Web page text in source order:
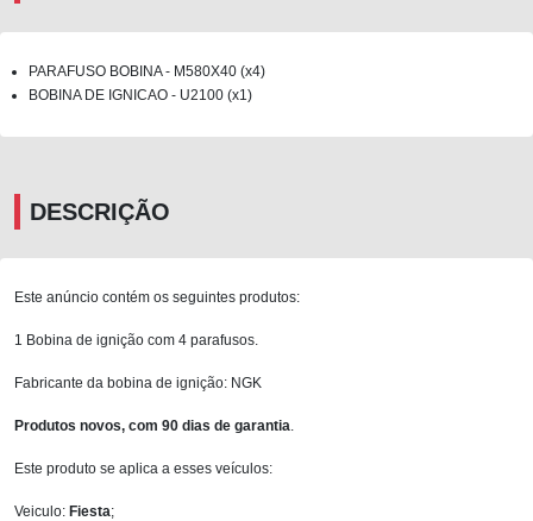
PARAFUSO BOBINA - M580X40 (x4)
BOBINA DE IGNICAO - U2100 (x1)
DESCRIÇÃO
Este anúncio contém os seguintes produtos:
1 Bobina de ignição com 4 parafusos.
Fabricante da bobina de ignição: NGK
Produtos novos, com 90 dias de garantia
Este produto se aplica a esses veículos:
Veiculo: Fiesta;